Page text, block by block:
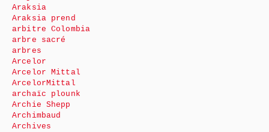
Araksia
Araksia prend
arbitre Colombia
arbre sacré
arbres
Arcelor
Arcelor Mittal
ArcelorMittal
archaïc plounk
Archie Shepp
Archimbaud
Archives